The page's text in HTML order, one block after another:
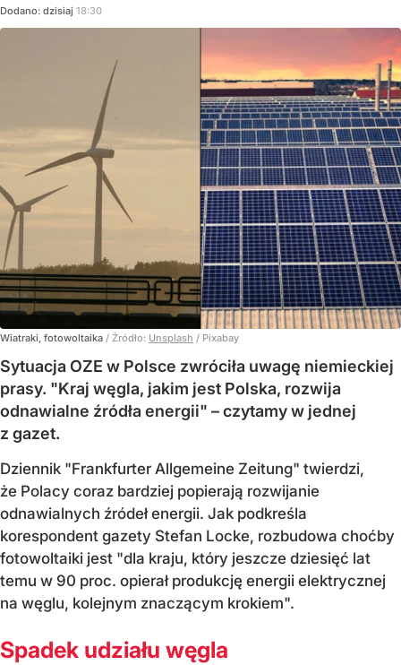
Dodano: dzisiaj 18:30
Wiatraki, fotowoltaika / Źródło: Unsplash / Pixabay
Sytuacja OZE w Polsce zwróciła uwagę niemieckiej
prasy. "Kraj węgla, jakim jest Polska, rozwija
odnawialne źródła energii" – czytamy w jednej
z gazet.
Dziennik "Frankfurter Allgemeine Zeitung" twierdzi,
że Polacy coraz bardziej popierają rozwijanie
odnawialnych źródeł energii. Jak podkreśla
korespondent gazety Stefan Locke, rozbudowa choćby
fotowoltaiki jest "dla kraju, który jeszcze dziesięć lat
temu w 90 proc. opierał produkcję energii elektrycznej
na węglu, kolejnym znaczącym krokiem".
Spadek udziału węgla